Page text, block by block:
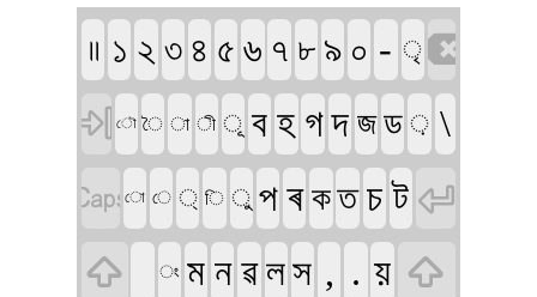
॥ ১ ২ ৩ ৪ ৫ ৬ ৭ ৮ ৯ ০ - ৃ
 ৌ ৈ া ী ূ ব হ গ দ জ ড ় \
ো ে ্ ি ু প ৰ ক ত চ ট 

ং ম ন ৱ লস , . য় 